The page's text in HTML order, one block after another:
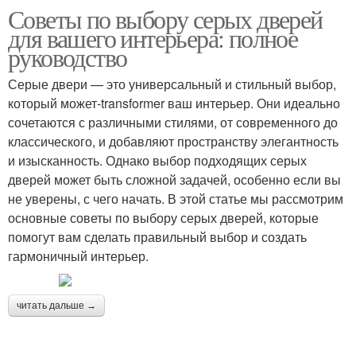
Советы по выбору серых дверей
для вашего интерьера: полное
руководство
Серые двери — это универсальный и стильный выбор,
который может-transformer ваш интерьер. Они идеально
сочетаются с различными стилями, от современного до
классического, и добавляют пространству элегантность
и изысканность. Однако выбор подходящих серых
дверей может быть сложной задачей, особенно если вы
не уверены, с чего начать. В этой статье мы рассмотрим
основные советы по выбору серых дверей, которые
помогут вам сделать правильный выбор и создать
гармоничный интерьер.
читать дальше →